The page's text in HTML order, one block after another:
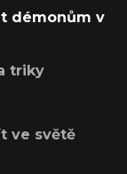
démonům v
triky
ve světě